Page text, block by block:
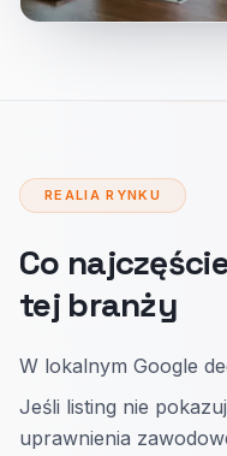
REALIA RYNKU
Co
tej branży
W lokalnym Google
Jeśli listing nie
uprawnienia